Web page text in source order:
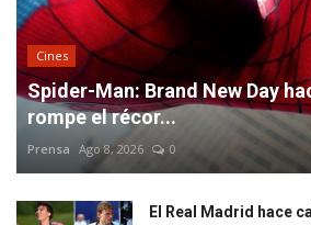
Cines
Spider-Man: Brand New Day
rompe el récor...
Prensa Ago 8, 2026 0
El Real Madrid hace